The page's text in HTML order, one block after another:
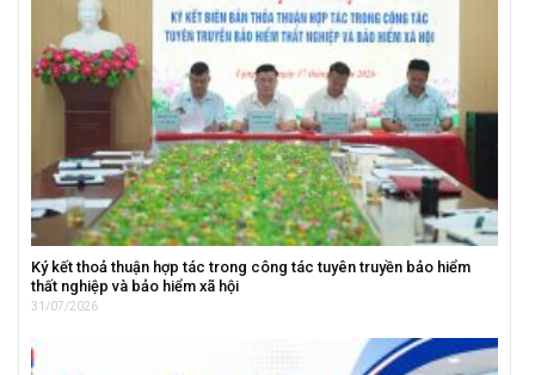
Ký kết thoả thuận hợp tác trong công tác tuyên truyền bảo hiểm
thất nghiệp và bảo hiểm xã hội
31/07/2026